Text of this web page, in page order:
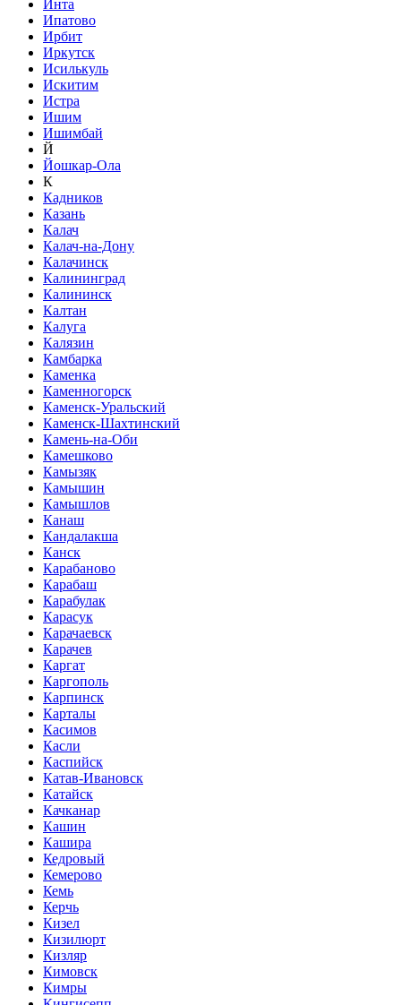
Инта
Ипатово
Ирбит
Иркутск
Исилькуль
Искитим
Истра
Ишим
Ишимбай
Й
Йошкар-Ола
К
Кадников
Казань
Калач
Калач-на-Дону
Калачинск
Калининград
Калининск
Калтан
Калуга
Калязин
Камбарка
Каменка
Каменногорск
Каменск-Уральский
Каменск-Шахтинский
Камень-на-Оби
Камешково
Камызяк
Камышин
Камышлов
Канаш
Кандалакша
Канск
Карабаново
Карабаш
Карабулак
Карасук
Карачаевск
Карачев
Каргат
Каргополь
Карпинск
Карталы
Касимов
Касли
Каспийск
Катав-Ивановск
Катайск
Качканар
Кашин
Кашира
Кедровый
Кемерово
Кемь
Керчь
Кизел
Кизилюрт
Кизляр
Кимовск
Кимры